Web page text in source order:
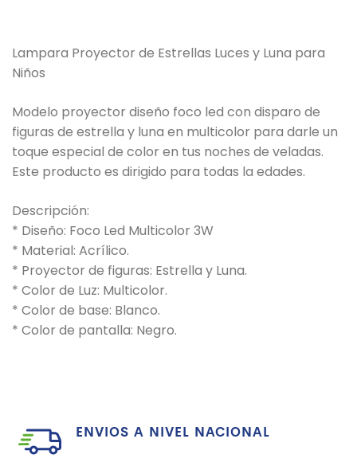
Lampara Proyector de Estrellas Luces y Luna para
Niños
Modelo proyector diseño foco led con disparo de
figuras de estrella y luna en multicolor para darle un
toque especial de color en tus noches de veladas.
Este producto es dirigido para todas la edades.
Descripción:
* Diseño: Foco Led Multicolor 3W
* Material: Acrílico.
* Proyector de figuras: Estrella y Luna.
* Color de Luz: Multicolor.
* Color de base: Blanco.
* Color de pantalla: Negro.
ENVIOS A NIVEL NACIONAL